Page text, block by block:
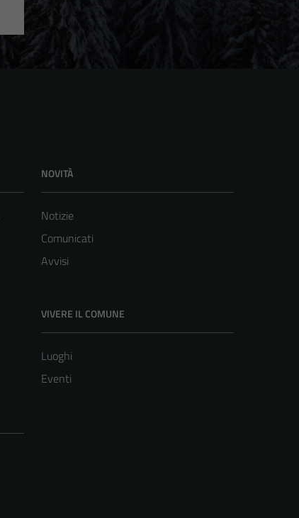
NOVITÀ
Notizie
Comunicati
Avvisi
VIVERE IL COMUNE
Luoghi
Eventi